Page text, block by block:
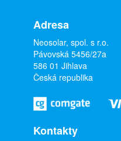
Adresa
Neosolar, spol. s r.o.
Pávovská 5456/27a
586 01 Jihlava
Česká republika
Kontakty